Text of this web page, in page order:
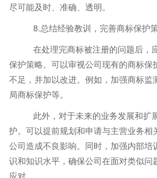
尽可能及时、准确、透明。
8.总结经验教训，完善商标保护
在处理完商标被注册的问题后，
保护策略。可以审视公司现有的商标保
不足，并加以改进。例如，加强商标
局商标保护等。
此外，对于未来的业务发展和扩
护。可以提前规划和申请与主营业务
公司造成不良影响。同时，加强内部
识和知识水平，确保公司在面对类似
应对。